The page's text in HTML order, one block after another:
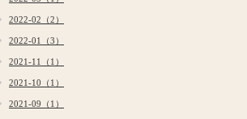
2022-02（2）
2022-01（3）
2021-11（1）
2021-10（1）
2021-09（1）